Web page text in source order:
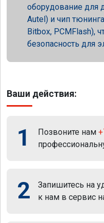
оборудование для
Autel) и чип
Bitbox, PCMFlash),
безопасность для
Ваши действия:
1 Позвоните нам
2
Запишитесь на
к нам в сервис